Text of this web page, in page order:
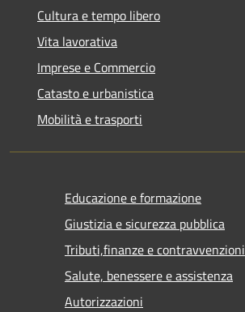
Cultura e tempo libero
Vita lavorativa
Imprese e Commercio
Catasto e urbanistica
Mobilità e trasporti
Educazione e formazione
Giustizia e sicurezza pubblica
Tributi,finanze e contravvenzioni
Salute, benessere e assistenza
Autorizzazioni